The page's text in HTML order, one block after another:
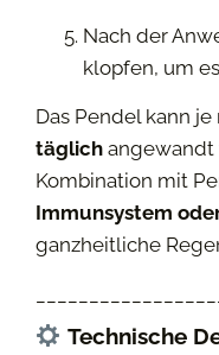
Nach der
klopfen, um
Das Pendel kann
täglich angewandt
Kombination mit
Immunsystem
ganzheitliche
Technische